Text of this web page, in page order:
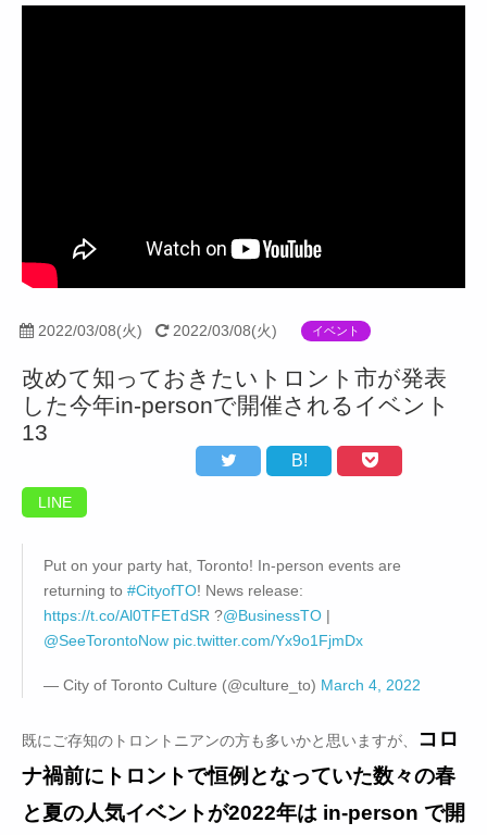
2022/03/08(火) 2022/03/08(火) イベント
改めて知っておきたいトロント市が発表
した今年in-personで開催されるイベント
13
B!
LINE
Put on your party hat, Toronto! In-person events are
returning to #CityofTO! News release:
https://t.co/Al0TFETdSR ?@BusinessTO |
@SeeTorontoNow pic.twitter.com/Yx9o1FjmDx
— City of Toronto Culture (@culture_to) March 4, 2022
既にご存知のトロントニアンの方も多いかと思いますが、
コロ
ナ禍前にトロントで恒例となっていた数々の春
と夏の人気イベントが2022年は in-person で開